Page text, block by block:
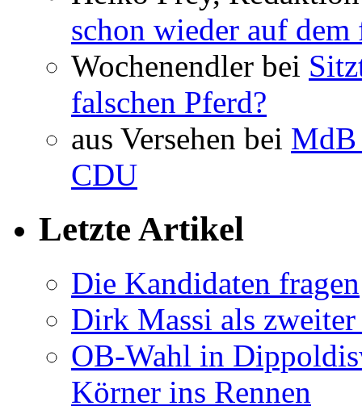
schon wieder auf dem
Wochenendler bei
falschen Pferd?
aus Versehen bei MdB
CDU
Letzte Artikel
Die Kandidaten fragen
Dirk Massi als
OB-Wahl in
Körner ins Rennen